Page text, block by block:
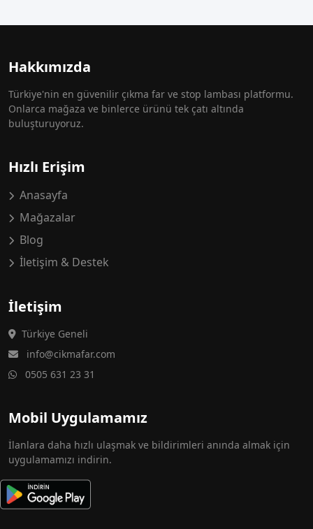
Hakkımızda
Türkiye'nin en güvenilir çıkma far ve stop lambası platformu.
Onlarca mağaza ve binlerce ürünü tek çatı altında
buluşturuyoruz.
Hızlı Erişim
Anasayfa
Mağazalar
Blog
İletişim & Destek
İletişim
Türkiye Geneli
info@cikmafar.com
0505 631 23 31
Mobil Uygulamamız
İlanlara daha hızlı ulaşmak ve bildirimleri anında almak için
uygulamamızı indirin.